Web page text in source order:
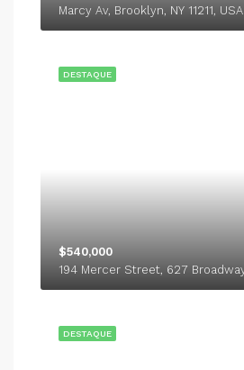
Marcy Av, Brooklyn, NY 11211, USA
DESTAQUE
$540,000
DESTAQUE